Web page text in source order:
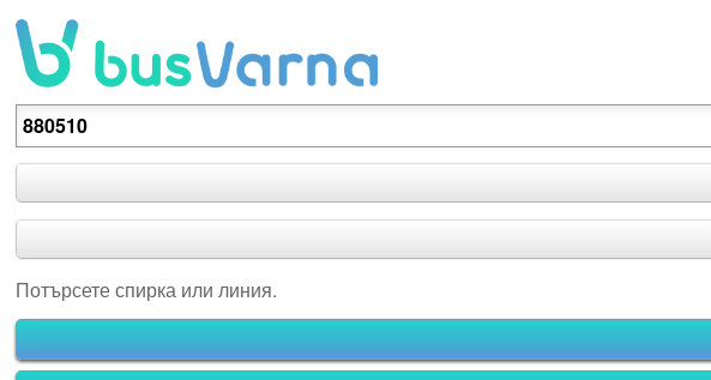
Потърсете спирка или линия.
Потърсете спирка или линия.